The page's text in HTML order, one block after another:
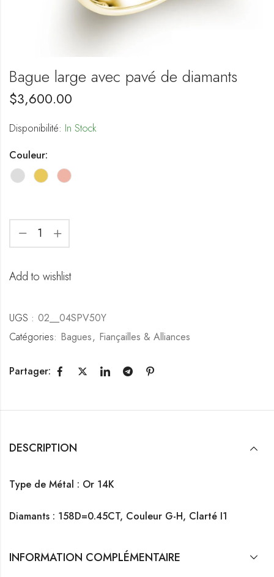
Bague large avec pavé de diamants
$3,600.00
Disponibilité: In Stock
Couleur:
Add to wishlist
UGS : 02__04SPV50Y
Catégories: Bagues, Fiançailles & Alliances
Partager:
DESCRIPTION
Type de Métal : Or 14K
Diamants : 158D=0.45CT, Couleur G-H, Clarté I1
INFORMATION COMPLÉMENTAIRE